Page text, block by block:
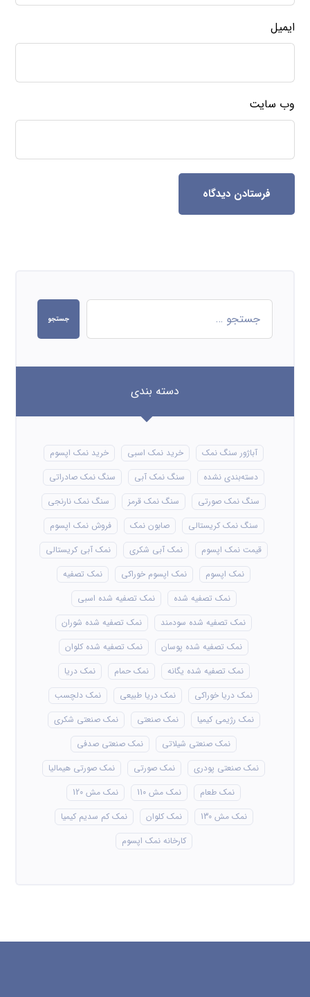
ایمیل
وب‌ سایت
فرستادن دیدگاه
جستجو
دسته بندی
آباژور سنگ نمک خرید نمک اسبی
خرید نمک اپسوم
دسته‌بندی نشده
سنگ نمک آبی
سنگ نمک صادراتی
سنگ نمک صورتی
سنگ نمک قرمز
سنگ نمک نارنجی
سنگ نمک کریستالی
صابون نمک
فروش نمک اپسوم
قیمت نمک اپسوم
نمک آبی شکری
نمک آبی کریستالی
نمک اپسوم
نمک اپسوم خوراکی
نمک تصفیه
نمک تصفیه شده
نمک تصفیه شده اسبی
نمک تصفیه شده سودمند
نمک تصفیه شده شوران
نمک تصفیه شده پوسان
نمک تصفیه شده کلوان
نمک تصفیه شده یگانه
نمک حمام
نمک دریا
نمک دریا خوراکی
نمک دریا طبیعی
نمک دلچسب
نمک رژیمی کیمیا
نمک صنعتی
نمک صنعتی شکری
نمک صنعتی شیلاتی
نمک صنعتی صدفی
نمک صنعتی پودری
نمک صورتی
نمک صورتی هیمالیا
نمک طعام
نمک مش 110
نمک مش 120
نمک مش 130
نمک کلوان
نمک کم سدیم کیمیا
کارخانه نمک اپسوم